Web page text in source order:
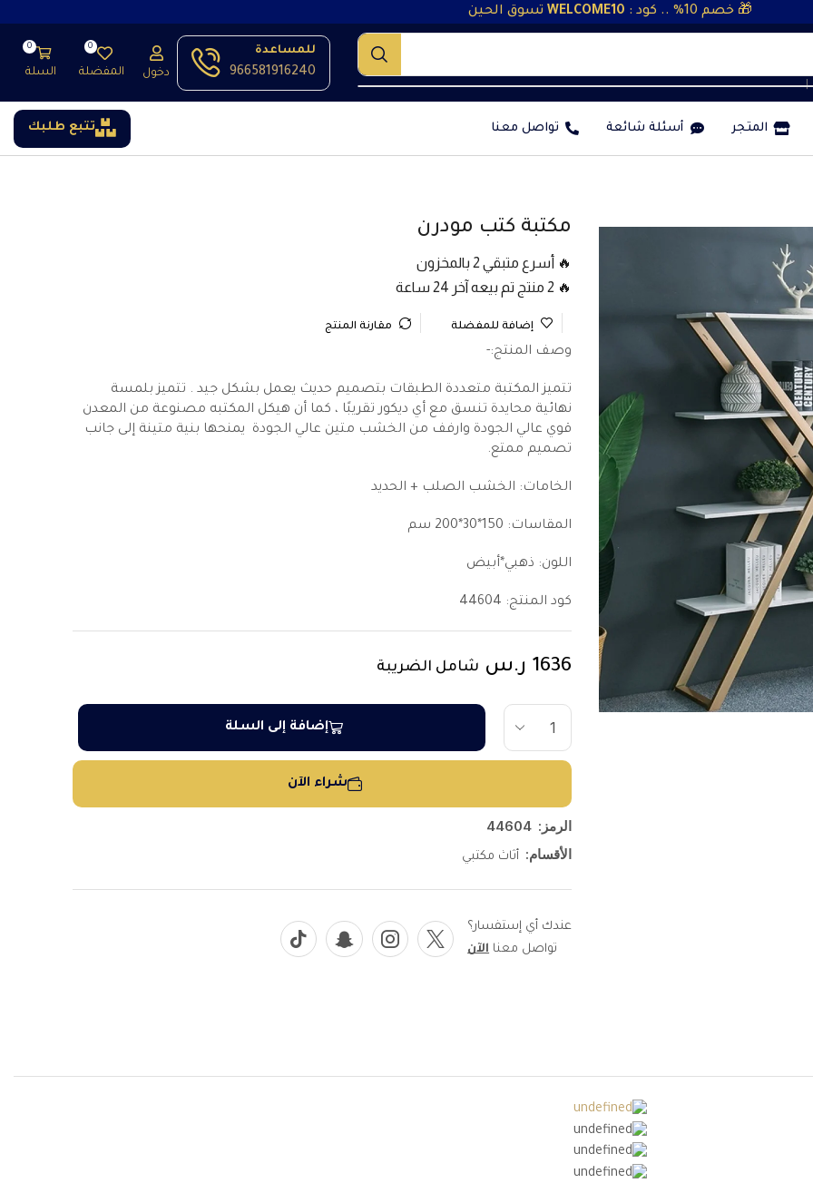
🎁 خصم 10% .. كود : WELCOME10 تسوق الحين
❘
للمساعدة
966581916240 دخول
0
المفضلة
0
السلة
المتجر أسئلة شائعة تواصل معنا تتبع طلبك
مكتبة كتب مودرن
🔥 أسرع متبقي 2 بالمخزون
🔥 2 منتج تم بيعه آخر 24 ساعة
إضافة للمفضلة مقارنة المنتج
وصف المنتج:-
تتميز المكتبة متعددة الطبقات بتصميم حديث يعمل بشكل جيد . تتميز بلمسة
نهائية محايدة تنسق مع أي ديكور تقريبًا ، كما أن هيكل المكتبه مصنوعة من المعدن
قوي عالي الجودة وارفف من الخشب متين عالي الجودة يمنحها بنية متينة إلى جانب
تصميم ممتع.
الخامات: الخشب الصلب + الحديد
المقاسات: 150*30*200 سم
اللون: ذهبي*أبيض
كود المنتج: 44604
1636 ر.س شامل الضريبة
إضافة إلى السلة
شراء الآن
الرمز: 44604
الأقسام: أثاث مكتبي
عندك أي إستفسار؟
تواصل معنا الآن